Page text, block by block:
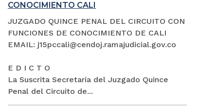
CONOCIMIENTO CALI
JUZGADO QUINCE PENAL DEL CIRCUITO CON
FUNCIONES DE CONOCIMIENTO DE CALI
EMAIL: j15pccali@cendoj.ramajudicial.gov.co
E D I C T O
La Suscrita Secretaria del Juzgado Quince
Penal del Circuito de...